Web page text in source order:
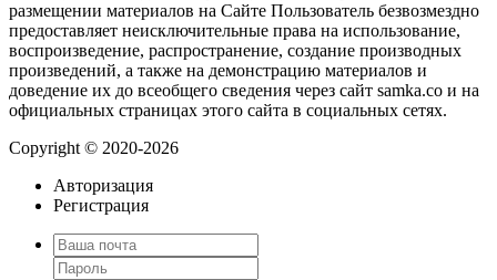
размещении материалов на Сайте Пользователь безвозмездно
предоставляет неисключительные права на использование,
воспроизведение, распространение, создание производных
произведений, а также на демонстрацию материалов и
доведение их до всеобщего сведения через сайт samka.co и на
официальных страницах этого сайта в социальных сетях.
Copyright © 2020-2026
Авторизация
Регистрация